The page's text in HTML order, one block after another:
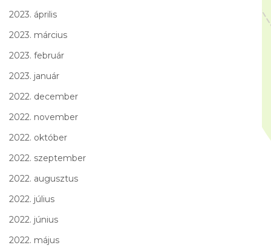
2023. április
2023. március
2023. február
2023. január
2022. december
2022. november
2022. október
2022. szeptember
2022. augusztus
2022. július
2022. június
2022. május